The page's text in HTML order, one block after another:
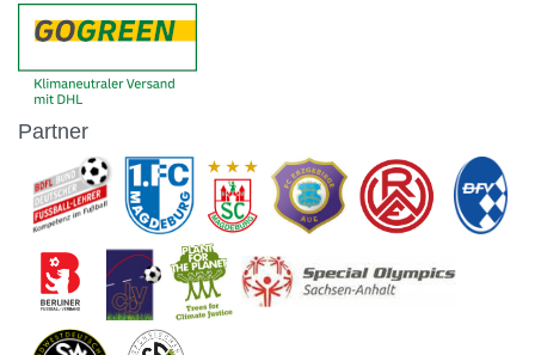
Partner